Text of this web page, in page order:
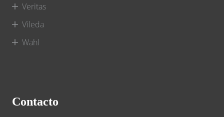
Veritas
Vileda
Wahl
Contacto